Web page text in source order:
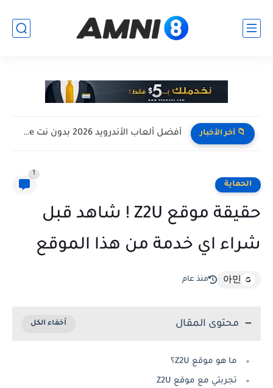
📁 آخر الأخبار أفضل ألعاب الأندرويد 2026 بدون نت Offline للأجهزة الضعيفة
الحماية
1
حقيقة موقع Z2U ! شاهد قبل
شراء اي خدمة من هذا الموقع
아민 منذ عام
محتوى المقال
ما هو موقع Z2U؟
تجربتي مع موقع Z2U